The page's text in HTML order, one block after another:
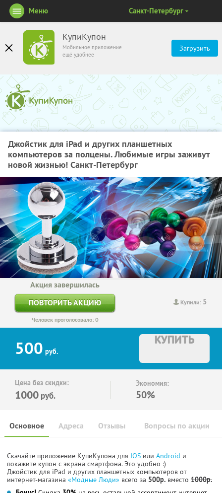
КупиКупон
Мобильное приложение
ещё удобнее
Загрузить
Меню Санкт-Петербург
Джойстик для iPad и других планшетных
компьютеров за полцены. Любимые игры заживут
новой жизнью! Санкт-Петербург
Купили: 5
Акция завершилась
ПОВТОРИТЬ АКЦИЮ
Человек проголосовало: 0
500 руб.
КУПИТЬ
Цена без скидки:
1000 руб.
Экономия:
50%
Основное Отзывы Вопросы по акции
Адреса
Скачайте приложение КупиКупона для IOS или Android и
покажите купон с экрана смартфона. Это удобно :)
Джойстик для iPad и других планшетных компьютеров от
интернет-магазина «Модные Люди» всего за 500р. вместо 1000р.